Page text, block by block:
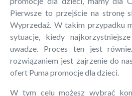
Pierwsze to przejście na stronę
Wyprzedaż. W takim przypadku
sytuacje, kiedy
uwadze. Proces ten jest
rozwiązaniem jest zajrzenie do
ofert Puma promocje dla dzieci.
W tym celu możesz wybrać